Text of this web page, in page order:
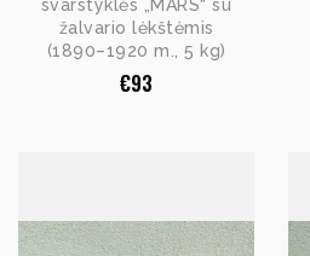
svarstyklės „MARS“ su
žalvario lėkštėmis
(1890–1920 m., 5 kg)
€93